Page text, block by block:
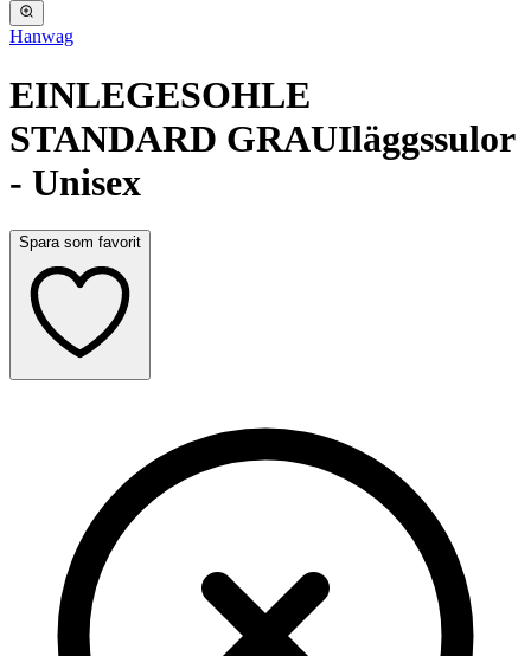
Hanwag
EINLEGESOHLE
STANDARD GRAUIläggssulor
- Unisex
Spara som favorit